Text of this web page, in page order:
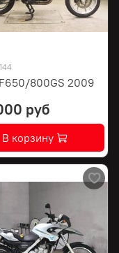
800GS 2009
руб
В корзину